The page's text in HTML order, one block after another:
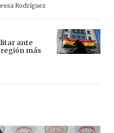
Rodríguez
ante
más